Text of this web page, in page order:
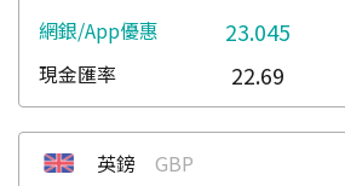
23.045
22.69
英鎊
GBP